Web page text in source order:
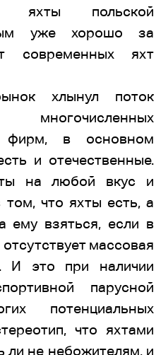
яхты польской
уже хорошо за
современных яхт
хлынул поток
фирм, в основном
и отечественные.
на любой вкус и
что яхты есть, а
ему взяться, если в
массовая
И это при наличии
парусной
потенциальных
что яхтами
ли не небожителям, и